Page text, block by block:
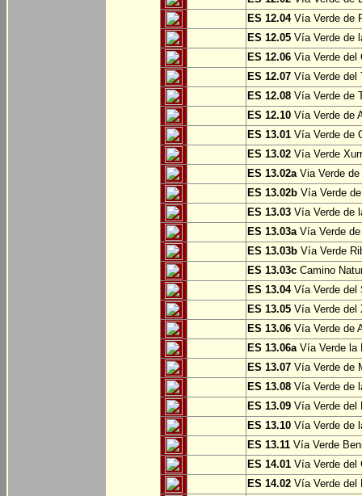
ES 12.04Vía Verde de
ES 12.05 Vía Verde de
ES 12.06 Vìa Verde del
ES 12.07 Vía Verde del
ES 12.08 Vía Verde de
ES 12.10 Vía Verde de
ES 13.01 Vía Verde de
ES 13.02 Vía Verde
ES 13.02aVia Verde de
ES 13.02b Vía Verde
ES 13.03 Vía Verde de
ES 13.03aVía Verde de
ES 13.03b Vía Verde
ES 13.03c Camino
ES 13.04Vía Verde del
ES 13.05 Vía Verde del
ES 13.06 Vía Verde de
ES 13.06aVía Verde la
ES 13.07 Vía Verde de
ES 13.08 Vía Verde de
ES 13.09 Vía Verde del
ES 13.10 Vía Verde de
ES 13.11 Vía Verde
ES 14.01 Vía Verde del
ES 14.02 Vía Verde del